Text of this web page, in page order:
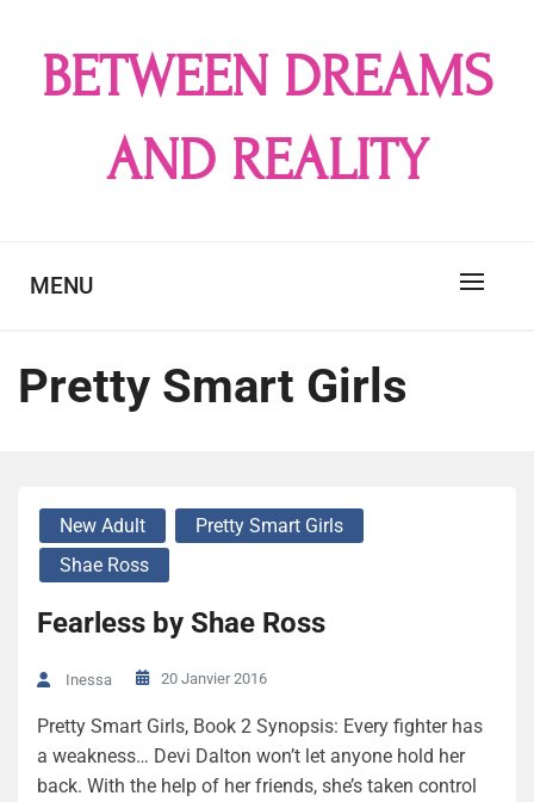
contentBETWEEN DREAMS
AND REALITY
MENU
Pretty Smart Girls
New Adult
Pretty Smart Girls
Shae Ross
Fearless by Shae Ross
Inessa 20 Janvier 2016
Pretty Smart Girls, Book 2 Synopsis: Every fighter has
a weakness… Devi Dalton won’t let anyone hold her
back. With the help of her friends, she’s taken control